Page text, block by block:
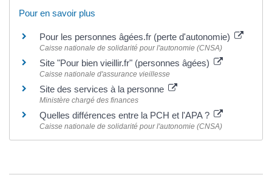
Pour en savoir plus
Pour les personnes âgées.fr (perte d'autonomie)
Caisse nationale de solidarité pour l'autonomie (CNSA)
Site "Pour bien vieillir.fr" (personnes âgées)
Caisse nationale d'assurance vieillesse
Site des services à la personne
Ministère chargé des finances
Quelles différences entre la PCH et l'APA ?
Caisse nationale de solidarité pour l'autonomie (CNSA)